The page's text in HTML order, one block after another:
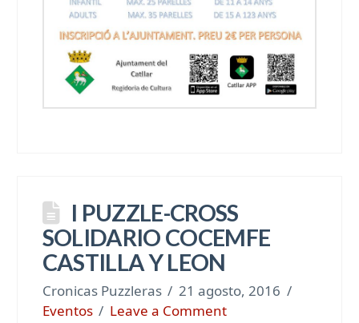
I PUZZLE-CROSS
SOLIDARIO COCEMFE
CASTILLA Y LEON
Cronicas Puzzleras
21 agosto, 2016
Eventos
Leave a Comment